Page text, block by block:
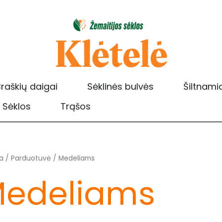
daigai Sėklinės bulvės
Sėklos
Trąšos
/ Parduotuvė / Medeliams
Rūšiuojama
pagal